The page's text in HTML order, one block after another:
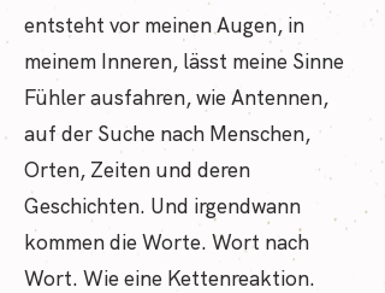
entsteht vor meinen Augen, in
meinem Inneren, lässt meine Sinne
Fühler ausfahren, wie Antennen,
auf der Suche nach Menschen,
Orten, Zeiten und deren
Geschichten. Und irgendwann
kommen die Worte. Wort nach
Wort. Wie eine Kettenreaktion.